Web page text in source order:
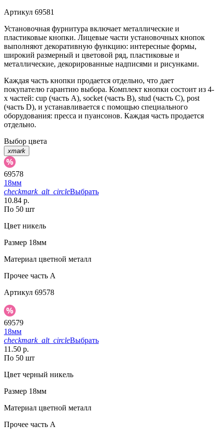
Артикул 69581
Установочная фурнитура включает металлические и
пластиковые кнопки. Лицевые части установочных кнопок
выполняют декоративную функцию: интересные формы,
широкий размерный и цветовой ряд, пластиковые и
металлические, декорированные надписями и рисунками.
Каждая часть кнопки продается отдельно, что дает
покупателю гарантию выбора. Комплект кнопки состоит из 4-
х частей: cup (часть А), socket (часть В), stud (часть С), post
(часть D), и устанавливается с помощью специального
оборудования: пресса и пуансонов. Каждая часть продается
отдельно.
Выбор цвета
xmark
69578
18мм
checkmark_alt_circleВыбрать
10.84 р.
По 50 шт
Цвет никель
Размер 18мм
Материал цветной металл
Прочее часть A
Артикул 69578
69579
18мм
checkmark_alt_circleВыбрать
11.50 р.
По 50 шт
Цвет черный никель
Размер 18мм
Материал цветной металл
Прочее часть A